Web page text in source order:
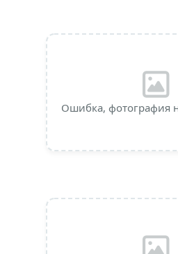
Ошибка, фотография